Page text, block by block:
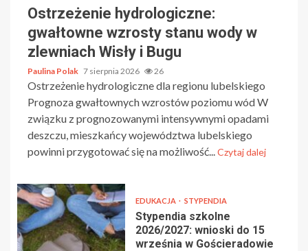
Ostrzeżenie hydrologiczne:
gwałtowne wzrosty stanu wody w
zlewniach Wisły i Bugu
Paulina Polak 7 sierpnia 2026 26
Ostrzeżenie hydrologiczne dla regionu lubelskiego
Prognoza gwałtownych wzrostów poziomu wód W
związku z prognozowanymi intensywnymi opadami
deszczu, mieszkańcy województwa lubelskiego
powinni przygotować się na możliwość...Czytaj dalej
EDUKACJA STYPENDIA
Stypendia szkolne
2026/2027: wnioski do 15
września w Gościeradowie